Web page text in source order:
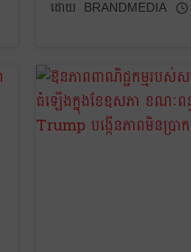
BRANDMEDIA